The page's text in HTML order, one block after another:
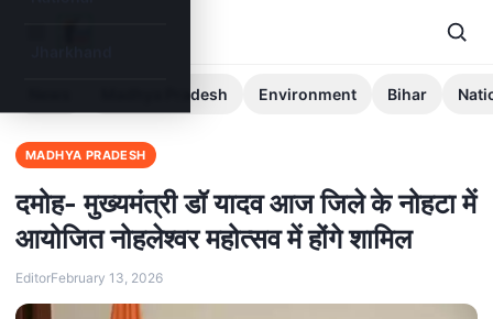
Madhya Pradesh Environment Bihar
MADHYA PRADESH
दमोह- मुख्यमंत्री डॉ यादव आज जिले के नोहटा में
आयोजित नोहलेश्वर महोत्सव में होंगे शामिल
EditorFebruary 13, 2026